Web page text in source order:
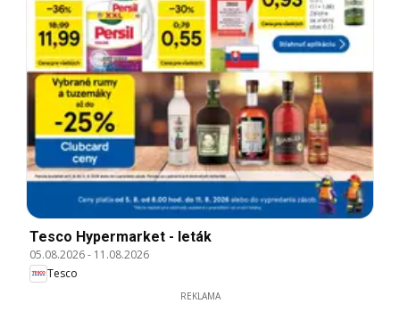
Tesco Hypermarket - leták
05.08.2026- 11.08.2026
Tesco
REKLAMA